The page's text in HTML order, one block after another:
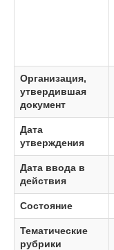
Организация,
утвердившая
документ
Дата
утверждения
Дата ввода в
действия
Состояние
Тематические
рубрики